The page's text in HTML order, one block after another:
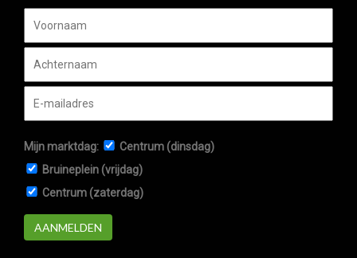
Mijn marktdag:
Centrum (dinsdag)
Bruineplein (vrijdag)
Centrum (zaterdag)
AANMELDEN